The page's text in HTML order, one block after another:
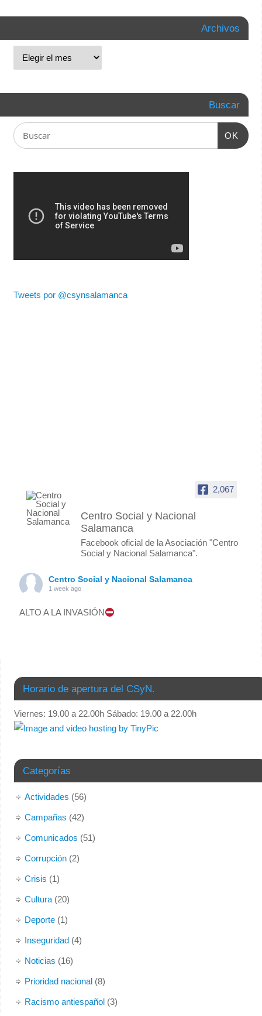
Archivos
Buscar
OK
Tweets por @csynsalamanca
2,067
Centro Social y Nacional
Salamanca
Facebook oficial de la Asociación "Centro
Social y Nacional Salamanca".
Centro Social y Nacional Salamanca
1 week ago
ALTO A LA INVASIÓN
3 months ago
COMUNICADO: “Cierre de nuestra histórica sede.”
El pasado fin de semana, además de celebrar la jornada
desde 2006 ha albergado el “Centro Social y Nacional
Salamanca”, nuestra histórica sede situada en el Paseo
del Gran Capitán 51.
Por causas ajenas a nuestra organización, tenemos que
forma ...
Foto
Ver en Facebook
Horario de apertura del CSyN.
Viernes: 19.00 a 22.00h Sábado: 19.00 a 22.00h
Categorías
Actividades (56)
Campañas (42)
Comunicados (51)
Corrupción(2)
Crisis (1)
Cultura(20)
Deporte(1)
Inseguridad(4)
Noticias (16)
Prioridad nacional(8)
Racismo antiespañol(3)